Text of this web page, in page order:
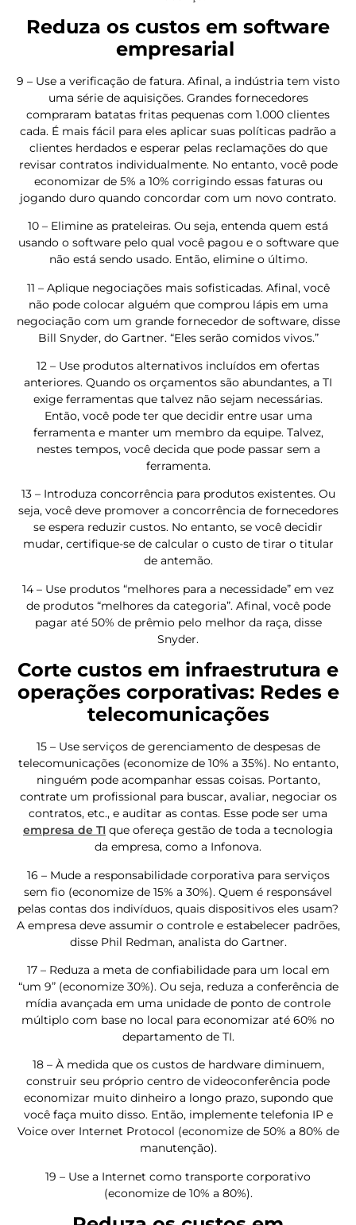
Reduza os custos em software
empresarial
9 – Use a verificação de fatura. Afinal, a indústria tem visto
uma série de aquisições. Grandes fornecedores
compraram batatas fritas pequenas com 1.000 clientes
cada. É mais fácil para eles aplicar suas políticas padrão a
clientes herdados e esperar pelas reclamações do que
revisar contratos individualmente. No entanto, você pode
economizar de 5% a 10% corrigindo essas faturas ou
jogando duro quando concordar com um novo contrato.
10 – Elimine as prateleiras. Ou seja, entenda quem está
usando o software pelo qual você pagou e o software que
não está sendo usado. Então, elimine o último.
11 – Aplique negociações mais sofisticadas. Afinal, você
não pode colocar alguém que comprou lápis em uma
negociação com um grande fornecedor de software, disse
Bill Snyder, do Gartner. “Eles serão comidos vivos.”
12 – Use produtos alternativos incluídos em ofertas
anteriores. Quando os orçamentos são abundantes, a TI
exige ferramentas que talvez não sejam necessárias.
Então, você pode ter que decidir entre usar uma
ferramenta e manter um membro da equipe. Talvez,
nestes tempos, você decida que pode passar sem a
ferramenta.
13 – Introduza concorrência para produtos existentes. Ou
seja, você deve promover a concorrência de fornecedores
se espera reduzir custos. No entanto, se você decidir
mudar, certifique-se de calcular o custo de tirar o titular
de antemão.
14 – Use produtos “melhores para a necessidade” em vez
de produtos “melhores da categoria”. Afinal, você pode
pagar até 50% de prêmio pelo melhor da raça, disse
Snyder.
Corte custos em infraestrutura e
operações corporativas: Redes e
telecomunicações
15 – Use serviços de gerenciamento de despesas de
telecomunicações (economize de 10% a 35%). No entanto,
ninguém pode acompanhar essas coisas. Portanto,
contrate um profissional para buscar, avaliar, negociar os
contratos, etc., e auditar as contas. Esse pode ser uma
empresa de TI que ofereça gestão de toda a tecnologia
da empresa, como a Infonova.
16 – Mude a responsabilidade corporativa para serviços
sem fio (economize de 15% a 30%). Quem é responsável
pelas contas dos indivíduos, quais dispositivos eles usam?
A empresa deve assumir o controle e estabelecer padrões,
disse Phil Redman, analista do Gartner.
17 – Reduza a meta de confiabilidade para um local em
“um 9” (economize 30%). Ou seja, reduza a conferência de
mídia avançada em uma unidade de ponto de controle
múltiplo com base no local para economizar até 60% no
departamento de TI.
18 – À medida que os custos de hardware diminuem,
construir seu próprio centro de videoconferência pode
economizar muito dinheiro a longo prazo, supondo que
você faça muito disso. Então, implemente telefonia IP e
Voice over Internet Protocol (economize de 50% a 80% de
manutenção).
19 – Use a Internet como transporte corporativo
(economize de 10% a 80%).